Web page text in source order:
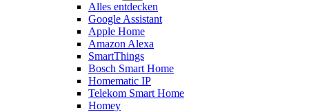
Alles entdecken
Google Assistant
Apple Home
Amazon Alexa
SmartThings
Bosch Smart Home
Homematic IP
Telekom Smart Home
Homey